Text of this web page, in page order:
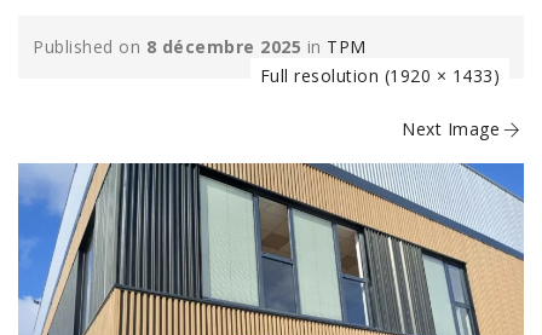
Published on 8 décembre 2025 in TPM
Full resolution (1920 × 1433)
Next Image